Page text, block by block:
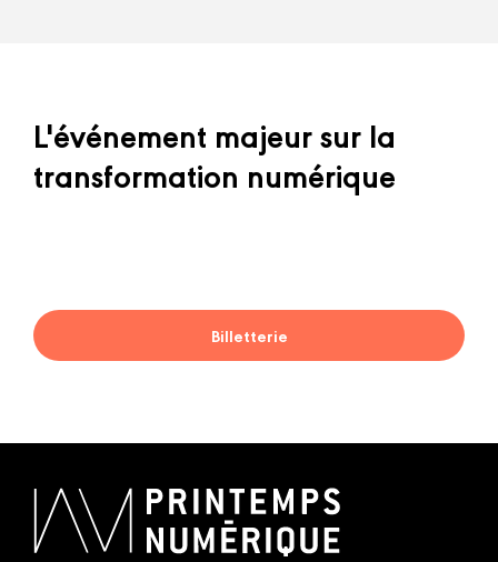
L'événement majeur sur la
transformation numérique
Billetterie